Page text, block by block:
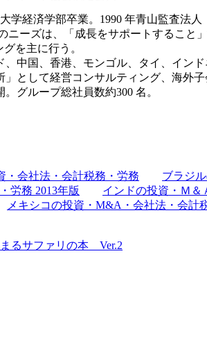
学経済学部卒業。1990 年青山監査
ニーズは、「成長をサポートするこ
を主に行う。
中国、香港、モンゴル、タイ、イン
」として経営コンサルティング、海
グループ総社員数約300 名。
・会社法・会計税務・労務 ブラジ
労務 2013年版
インドの投資・Ｍ＆
メキシコの投資・M&A・会社法・会計
るサファリの本 Ver.2